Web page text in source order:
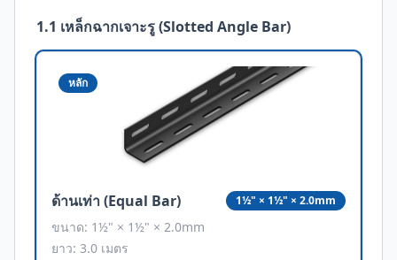
1.1 เหล็กฉากเจาะรู (Slotted Angle Bar)
หลัก
ด้านเท่า (Equal Bar) 1½" × 1½" × 2.0mm
ขนาด: 1½" × 1½" × 2.0mm
ยาว: 3.0 เมตร